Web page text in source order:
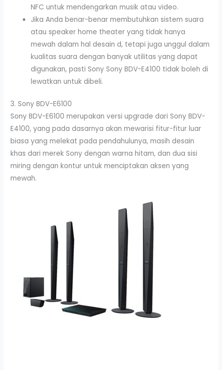
NFC untuk mendengarkan musik atau video.
Jika Anda benar-benar membutuhkan sistem suara
atau speaker home theater yang tidak hanya
mewah dalam hal desain d, tetapi juga unggul dalam
kualitas suara dengan banyak utilitas yang dapat
digunakan, pasti Sony Sony BDV-E4100 tidak boleh di
lewatkan untuk dibeli.
3. Sony BDV-E6100
Sony BDV-E6100 merupakan versi upgrade dari Sony BDV-
E4100, yang pada dasarnya akan mewarisi fitur-fitur luar
biasa yang melekat pada pendahulunya, masih desain
khas dari merek Sony dengan warna hitam, dan dua sisi
miring dengan kontur untuk menciptakan aksen yang
mewah.